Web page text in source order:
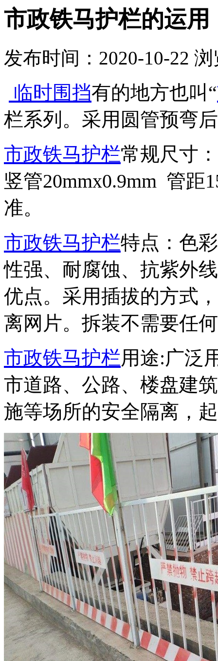
市政铁马护栏的运用
发布时间：2020-10-22 浏
临时围挡有的地方也叫“
栏系列。采用圆管预弯
市政铁马护栏常规尺寸
竖管20mmx0.9mm 管距
准。
市政铁马护栏特点：色
性强、耐腐蚀、抗紫外
优点。采用插拔的方式
离网片。拆装不需要任
市政铁马护栏用途:广泛
市道路、公路、楼盘建
施等场所的安全隔离，